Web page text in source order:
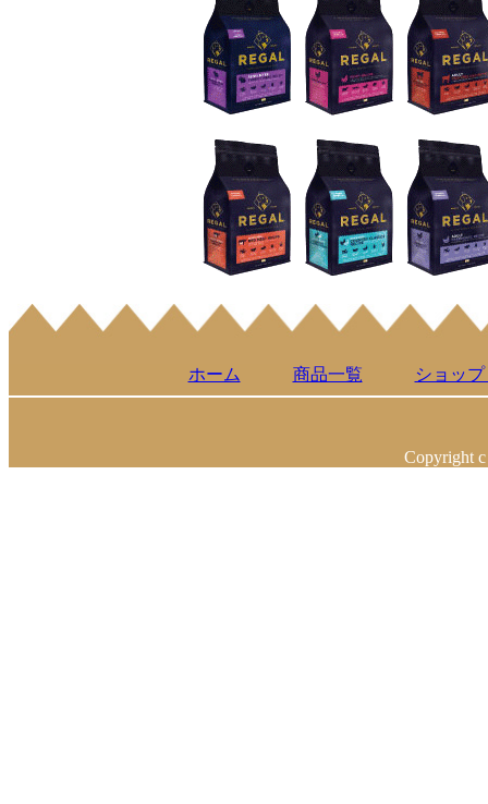
ホーム 商品一覧 ショッ
Copyright c